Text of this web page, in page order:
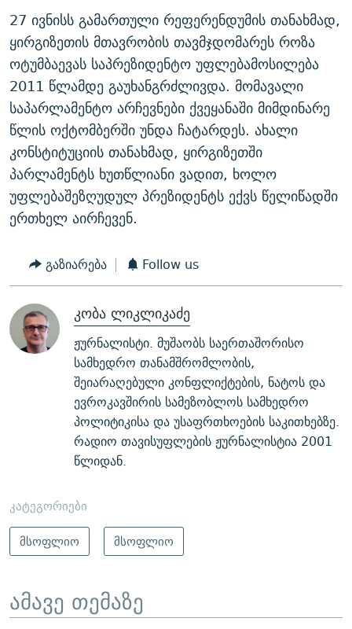
27 ივნისს გამართული რეფერენდუმის თანახმად,
ყირგიზეთის მთავრობის თავმჯდომარეს როზა
ოტუმბაევას საპრეზიდენტო უფლებამოსილება
2011 წლამდე გაუხანგრძლივდა. მომავალი
საპარლამენტო არჩევნები ქვეყანაში მიმდინარე
წლის ოქტომბერში უნდა ჩატარდეს. ახალი
კონსტიტუციის თანახმად, ყირგიზეთში
პარლამენტს ხუთწლიანი ვადით, ხოლო
უფლებაშეზღუდულ პრეზიდენტს ექვს წელიწადში
ერთხელ აირჩევენ.
გაზიარება Follow us
კობა ლიკლიკაძე
ჟურნალისტი. მუშაობს საერთაშორისო
სამხედრო თანამშრომლობის,
შეიარაღებული კონფლიქტების, ნატოს და
ევროკავშირის სამეზობლოს სამხედრო
პოლიტიკისა და უსაფრთხოების საკითხებზე.
რადიო თავისუფლების ჟურნალისტია 2001
წლიდან.
კატეგორიები
მსოფლიო
მსოფლიო
ამავე თემაზე